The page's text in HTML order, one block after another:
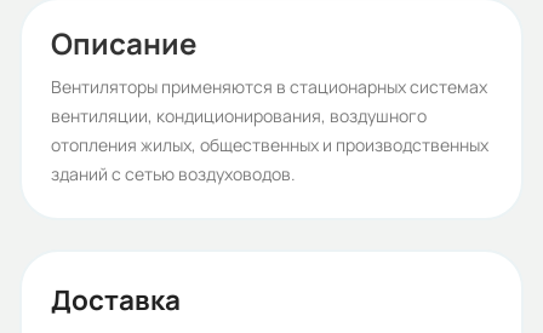
ESQ
Гарантия, лет:
2
Срок службы, лет:
2.6
Описание
Вентиляторы применяются в стационарных системах
вентиляции, кондиционирования, воздушного
отопления жилых, общественных и производственных
зданий с сетью воздуховодов.
Доставка